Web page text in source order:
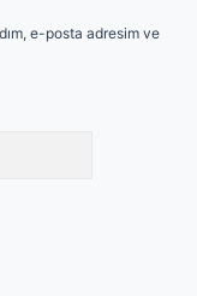
e-posta adresim ve